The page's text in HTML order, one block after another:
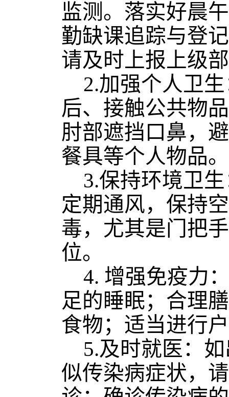
监测。 落实好晨
勤缺课追踪与登
请及时上报上级
2.加强个人卫
后、接触公共物
肘部遮挡口鼻，
餐具等个人物品。
3.保持环境卫
定期通风，保持
毒，尤其是门把
位。
4. 增强免疫力
足的睡眠； 合理
食物 ； 适当进行
5.及时就医：
似传染病症状，